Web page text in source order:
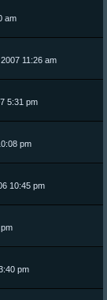
am
11:26 am
5:31 pm
pm
10:45 pm
pm